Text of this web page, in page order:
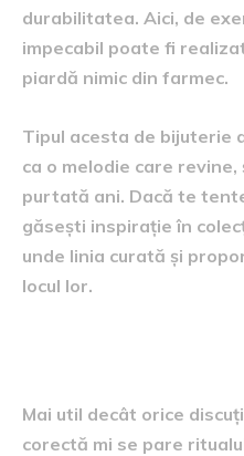
durabilitatea. Aici, de
impecabil poate fi
piardă nimic din farmec.
Tipul acesta de bijuterie
ca o melodie care
purtată ani. Dacă te
găsești inspirație în
unde linia curată și
locul lor.
Mai util decât orice
corectă mi se pare